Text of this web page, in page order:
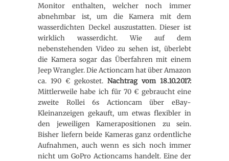
Monitor enthalten, welcher noch immer
abnehmbar ist, um die Kamera mit dem
wasserdichten Deckel auszustatten. Dieser ist
wirklich wasserdicht. Wie auf dem
nebenstehenden Video zu sehen ist, überlebt
die Kamera sogar das Überfahren mit einem
Jeep Wrangler. Die Actioncam hat über Amazon
ca. 190 € gekostet. Nachtrag vom 18.10.2017:
Mittlerweile habe ich für 70 € gebraucht eine
zweite Rollei 6s Actioncam über eBay-
Kleinanzeigen gekauft, um etwas flexibler in
den jeweiligen Kamerapositionen zu sein.
Bisher liefern beide Kameras ganz ordentliche
Aufnahmen, auch wenn es sich noch immer
nicht um GoPro Actioncams handelt. Eine der